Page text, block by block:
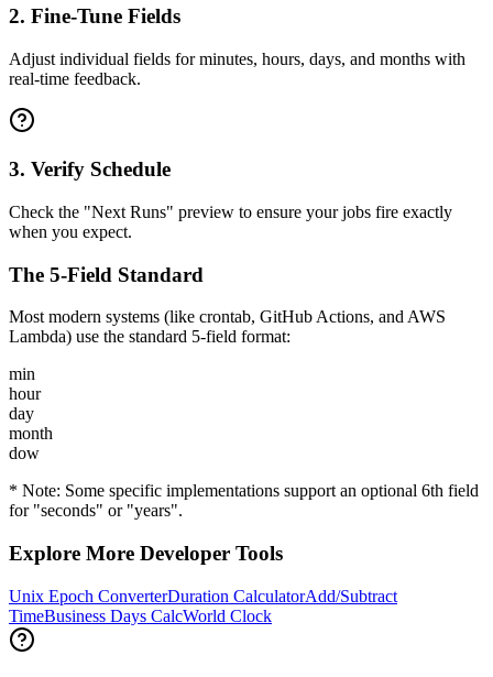
2. Fine-Tune Fields
Adjust individual fields for minutes, hours, days, and months with
real-time feedback.
3. Verify Schedule
Check the "Next Runs" preview to ensure your jobs fire exactly
when you expect.
The 5-Field Standard
Most modern systems (like crontab, GitHub Actions, and AWS
Lambda) use the standard 5-field format:
min
hour
day
month
dow
* Note: Some specific implementations support an optional 6th field
for "seconds" or "years".
Explore More Developer Tools
Unix Epoch ConverterDuration CalculatorAdd/Subtract
TimeBusiness Days CalcWorld Clock